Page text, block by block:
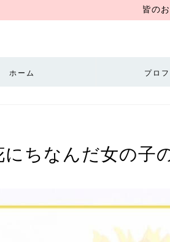
皆の
ホーム プロ
にちなんだ女の子